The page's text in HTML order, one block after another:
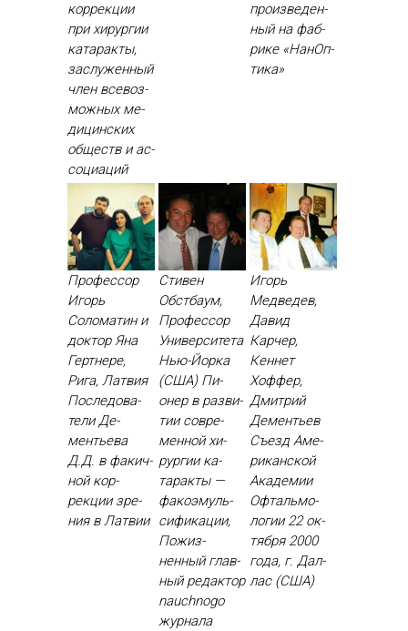
кор­рекции
при хи­рур­гии
ка­тарак­ты,
зас­лу­жен­ный
член все­воз­
можных ме­
дицин­ских
об­ществ и ас­
со­ци­аций
про­из­ве­ден­
ный на фаб­
ри­ке «На­нОп­
ти­ка»
Профессор
Игорь
Соломатин и
доктор Яна
Гертнере,
Рига, Латвия
Пос­ле­дова­
тели Де­
менть­ева
Д.Д. в фа­кич­
ной кор­
рекции зре­
ния в Лат­вии
Стивен
Обстбаум,
Профессор
Университета
Нью-Йорка
(США) Пи­
онер в раз­ви­
тии сов­ре­
мен­ной хи­
рур­гии ка­
тарак­ты —
фа­ко­эмуль­
си­фика­ции,
По­жиз­
ненный глав­
ный ре­дак­тор
nauchnogo
жур­на­ла
Игорь
Медведев,
Давид
Карчер,
Кеннет
Хоффер,
Дмитрий
Дементьев
Съ­езд Аме­
рикан­ской
Ака­демии
Оф­таль­мо­
логии 22 ок­
тября 2000
го­да, г. Дал­
лас (США)